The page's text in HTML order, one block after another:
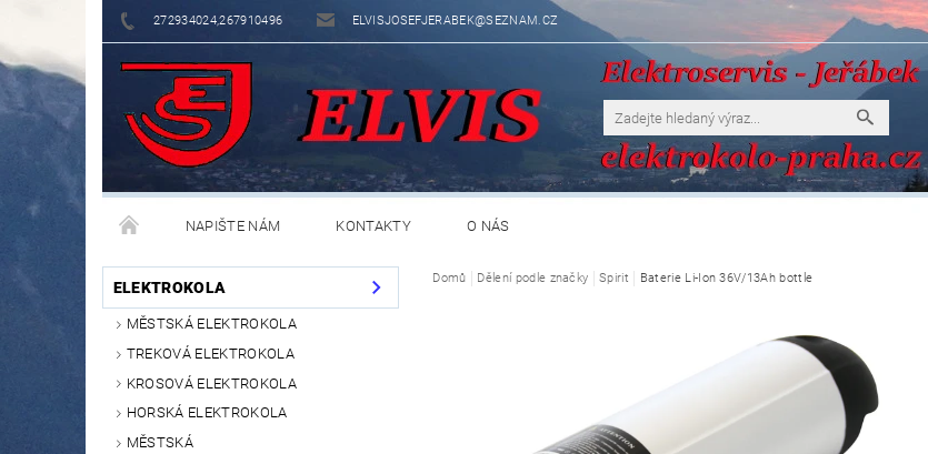
272934024,267910496 ELVISJOSEFJERABEK@SEZNAM.CZ
NAPIŠTE NÁM KONTAKTY O NÁS
ELEKTROKOLA
MĚSTSKÁ ELEKTROKOLA
TREKOVÁ ELEKTROKOLA
KROSOVÁ ELEKTROKOLA
HORSKÁ ELEKTROKOLA
MĚSTSKÁ
Domů Dělení podle značky Spirit Baterie Li-Ion 36V/13Ah bottle